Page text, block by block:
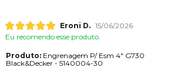
Eroni D. 15/06/2026
Eu recomendo esse produto.
Produto:Engrenagem P/ Esm 4" G730
Black&Decker - 5140004-30